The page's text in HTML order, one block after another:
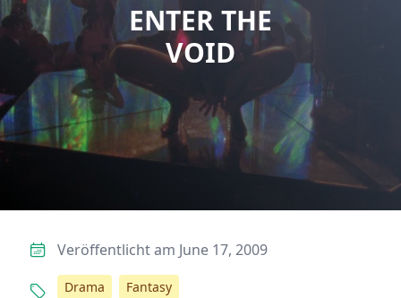
ENTER THE
VOID
Veröffentlicht am June 17, 2009
Drama Fantasy